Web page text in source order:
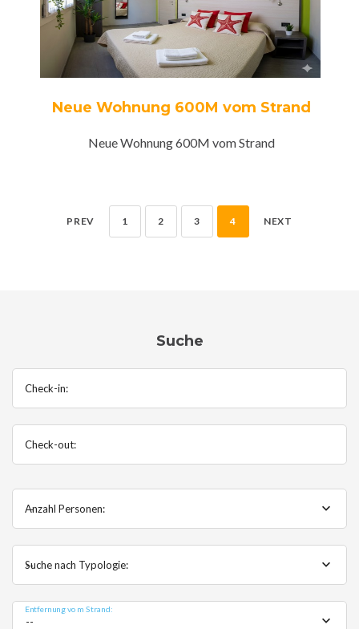
Neue Wohnung 600M vom Strand
Neue Wohnung 600M vom Strand
PREV 1 2 3 4 NEXT
Suche
Check-in:
Check-out:
Anzahl Personen:
--
Suche nach Typologie:
--
Entfernung vom Strand:
--